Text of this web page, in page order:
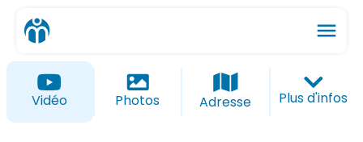
menu
ios_share
Vidéo Photos Adresse Plus d'infos